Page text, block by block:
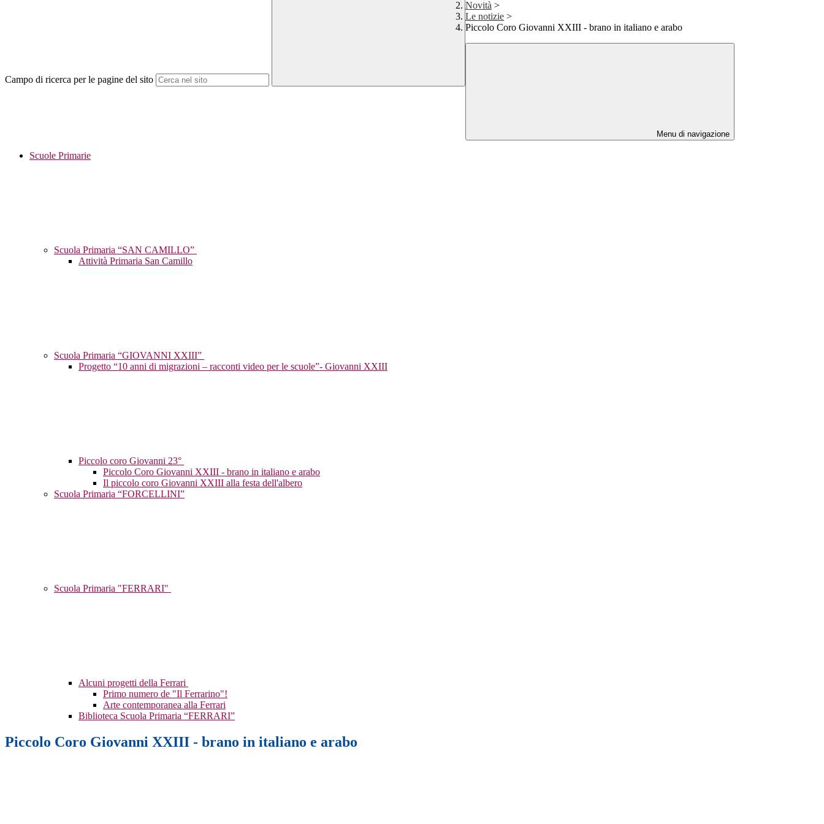
Campo di ricerca per le pagine del sito
Novità >
Le notizie >
Piccolo Coro Giovanni XXIII - brano in italiano e arabo
Menu di navigazione
Scuole Primarie
Scuola Primaria “SAN CAMILLO”
Attività Primaria San Camillo
Scuola Primaria “GIOVANNI XXIII”
Progetto “10 anni di migrazioni – racconti video per le scuole”- Giovanni XXIII
Piccolo coro Giovanni 23°
Piccolo Coro Giovanni XXIII - brano in italiano e arabo
Il piccolo coro Giovanni XXIII alla festa dell'albero
Scuola Primaria “FORCELLINI”
Scuola Primaria "FERRARI"
Alcuni progetti della Ferrari
Primo numero de "Il Ferrarino"!
Arte contemporanea alla Ferrari
Biblioteca Scuola Primaria “FERRARI”
Piccolo Coro Giovanni XXIII - brano in italiano e arabo